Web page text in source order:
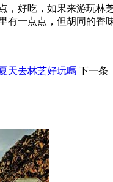
，好吃，如果来游玩
有一点点，但胡同的香
天去林芝好玩嗎 下一条